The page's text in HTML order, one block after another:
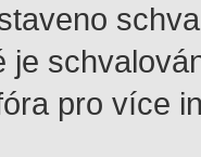
je
pro více